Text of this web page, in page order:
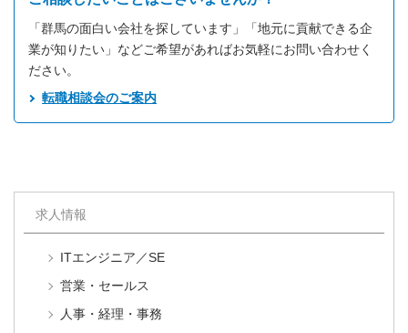
「群馬の面白い会社を探しています」「地元に貢献できる企
業が知りたい」などご希望があればお気軽にお問い合わせく
ださい。
転職相談会のご案内
求人情報
ITエンジニア／SE
営業・セールス
人事・経理・事務